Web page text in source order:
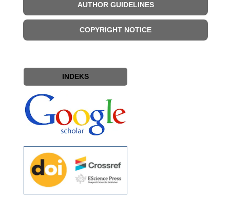
AUTHOR GUIDELINES
COPYRIGHT NOTICE
INDEKS